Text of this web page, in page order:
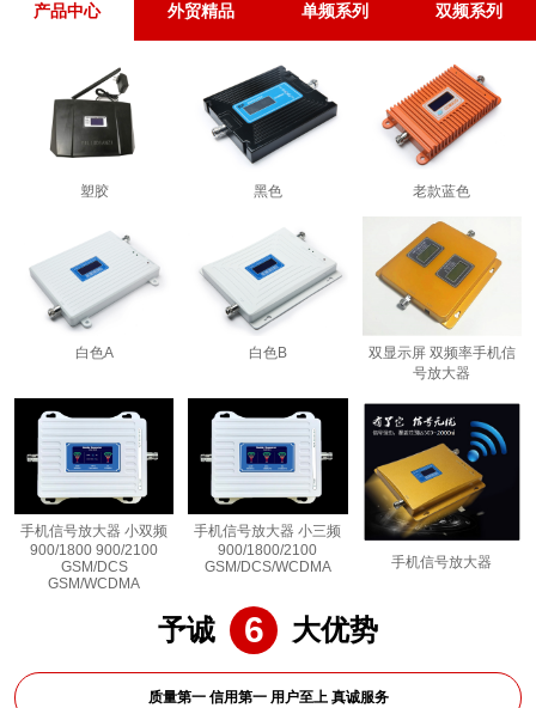
产品中心 外贸精品 单频系列 双频系列
塑胶 黑色 老款蓝色
白色A 白色B
双显示屏 双频率手机信
号放大器
手机信号放大器 小双频
900/1800 900/2100
GSM/DCS
GSM/WCDMA
手机信号放大器 小三频
900/1800/2100
GSM/DCS/WCDMA
手机信号放大器
予诚 6 大优势
质量第一 信用第一 用户至上 真诚服务